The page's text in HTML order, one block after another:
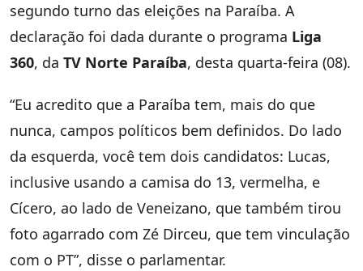
segundo turno das eleições na Paraíba. A
declaração foi dada durante o programa Liga
360, da TV Norte Paraíba, desta quarta-feira (08).
“Eu acredito que a Paraíba tem, mais do que
nunca, campos políticos bem definidos. Do lado
da esquerda, você tem dois candidatos: Lucas,
inclusive usando a camisa do 13, vermelha, e
Cícero, ao lado de Veneizano, que também tirou
foto agarrado com Zé Dirceu, que tem vinculação
com o PT”, disse o parlamentar.